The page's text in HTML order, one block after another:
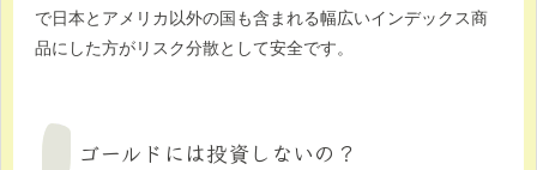
で日本とアメリカ以外の国も含まれる幅広いインデックス商
品にした方がリスク分散として安全です。
ゴールドには投資しないの？